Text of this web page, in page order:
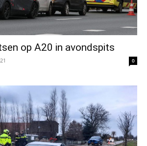
op A20 in avondspits
0